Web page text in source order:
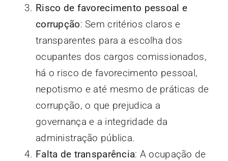
Risco de favorecimento pessoal e
corrupção: Sem critérios claros e
transparentes para a escolha dos
ocupantes dos cargos comissionados,
há o risco de favorecimento pessoal,
nepotismo e até mesmo de práticas de
corrupção, o que prejudica a
governança e a integridade da
administração pública.
Falta de transparência: A ocupação de